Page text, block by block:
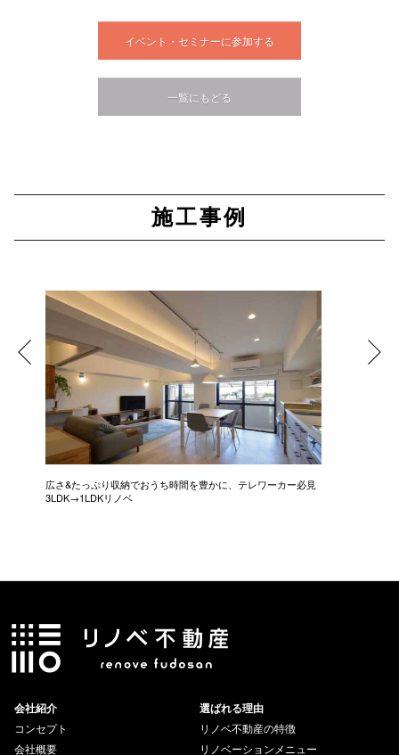
イベント・セミナーに参加する
一覧にもどる
施工事例
広さ&たっぷり収納でおうち時間を豊かに、テレワーカー必見
3LDK→1LDKリノベ
会社紹介
コンセプト
会社概要
選ばれる理由
リノベ不動産の特徴
リノベーションメニュー